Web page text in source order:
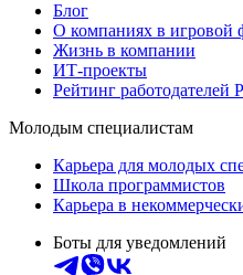
Блог
О компаниях в игровой
Жизнь в компании
ИТ-проекты
Рейтинг работодателей
Молодым специалистам
Карьера для молодых
Школа программистов
Карьера в
Боты для уведомлений